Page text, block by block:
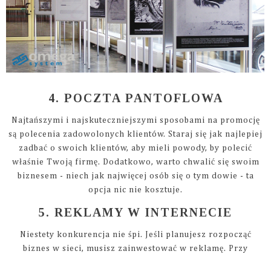
4. POCZTA PANTOFLOWA
Najtańszymi i najskuteczniejszymi sposobami na promocję
są polecenia zadowolonych klientów. Staraj się jak najlepiej
zadbać o swoich klientów, aby mieli powody, by polecić
właśnie Twoją firmę. Dodatkowo, warto chwalić się swoim
biznesem - niech jak najwięcej osób się o tym dowie - ta
opcja nic nie kosztuje.
5. REKLAMY W INTERNECIE
Niestety konkurencja nie śpi. Jeśli planujesz rozpocząć
biznes w sieci, musisz zainwestować w reklamę. Przy